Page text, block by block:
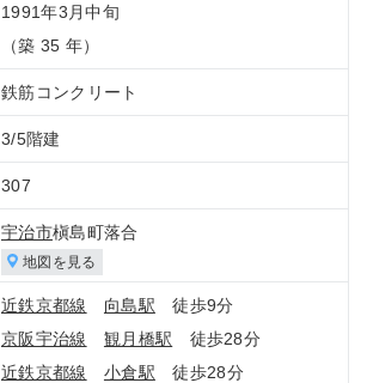
1991年3月中旬
（築 35 年）
鉄筋コンクリート
3/5階建
307
宇治市槇島町落合
地図を見る
近鉄京都線 向島駅 徒歩9分
京阪宇治線
観月橋駅 徒歩28分
近鉄京都線
小倉駅 徒歩28分